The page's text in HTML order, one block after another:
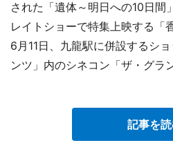
された「遺体～明日への10日間
レイトショーで特集上映する「
6月11日、九龍駅に併設するシ
ンツ」内のシネコン「ザ・グラ
記事を